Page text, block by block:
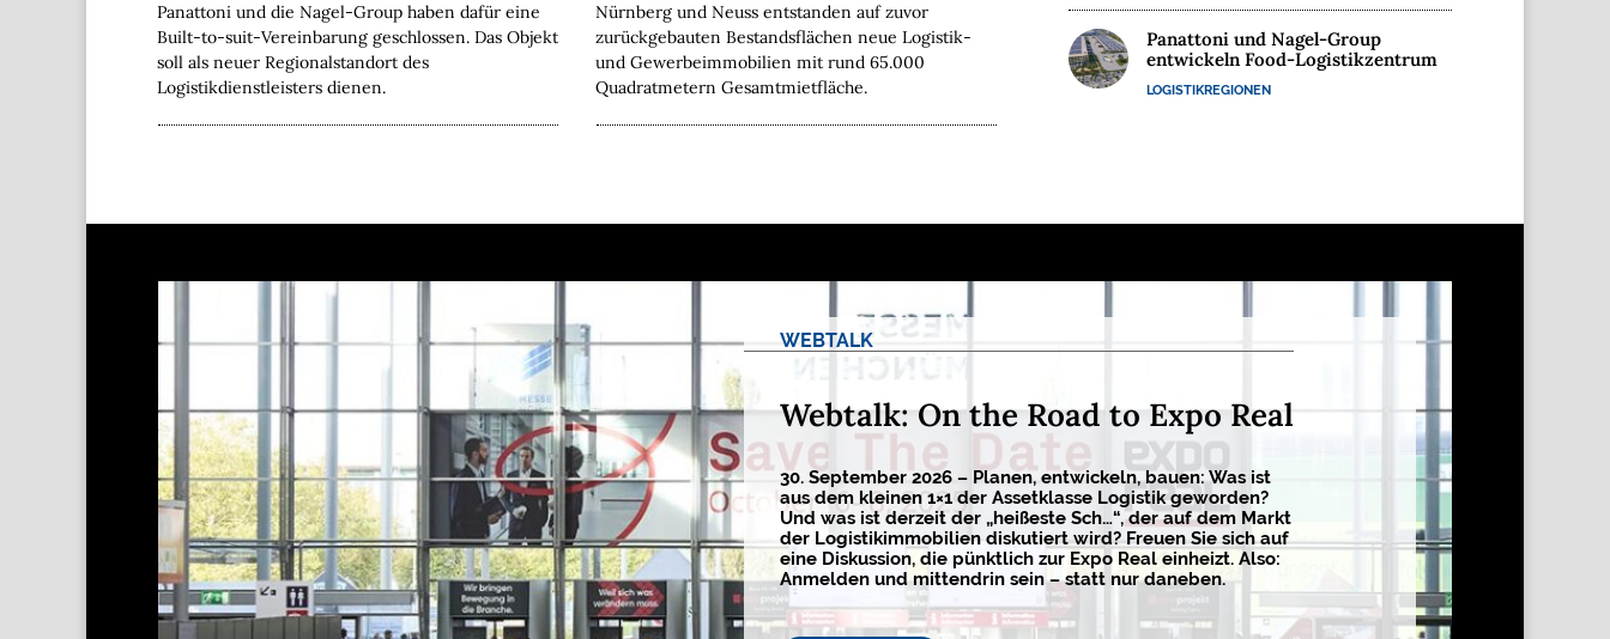
Panattoni und die Nagel-Group haben dafür eine
Built-to-suit-Vereinbarung geschlossen. Das Objekt
soll als neuer Regionalstandort des
Logistikdienstleisters dienen.
Nürnberg und Neuss entstanden auf zuvor
zurückgebauten Bestandsflächen neue Logistik-
und Gewerbeimmobilien mit rund 65.000
Quadratmetern Gesamtmietfläche.
Panattoni und Nagel-Group
entwickeln Food-Logistikzentrum
LOGISTIKREGIONEN
WEBTALK
Webtalk: On the Road to Expo Real
30. September 2026 – Planen, entwickeln, bauen: Was ist
aus dem kleinen 1×1 der Assetklasse Logistik geworden?
Und was ist derzeit der „heißeste Sch…“, der auf dem Markt
der Logistikimmobilien diskutiert wird? Freuen Sie sich auf
eine Diskussion, die pünktlich zur Expo Real einheizt. Also:
Anmelden und mittendrin sein – statt nur daneben.